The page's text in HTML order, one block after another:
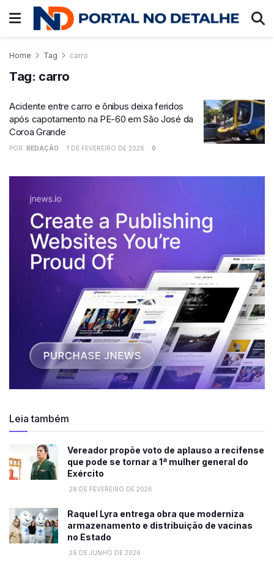
Home Tag carro
Tag: carro
Acidente entre carro e ônibus deixa feridos
após capotamento na PE-60 em São José da
Coroa Grande
POR: REDAÇÃO 1 DE FEVEREIRO DE 2026 0
Leia também
Vereador propõe voto de aplauso a recifense
que pode se tornar a 1ª mulher general do
Exército
28 DE FEVEREIRO DE 2026
Raquel Lyra entrega obra que moderniza
armazenamento e distribuição de vacinas
no Estado
26 DE JUNHO DE 2026